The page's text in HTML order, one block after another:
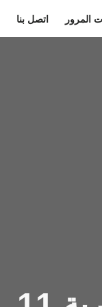
المرور اتصل بنا